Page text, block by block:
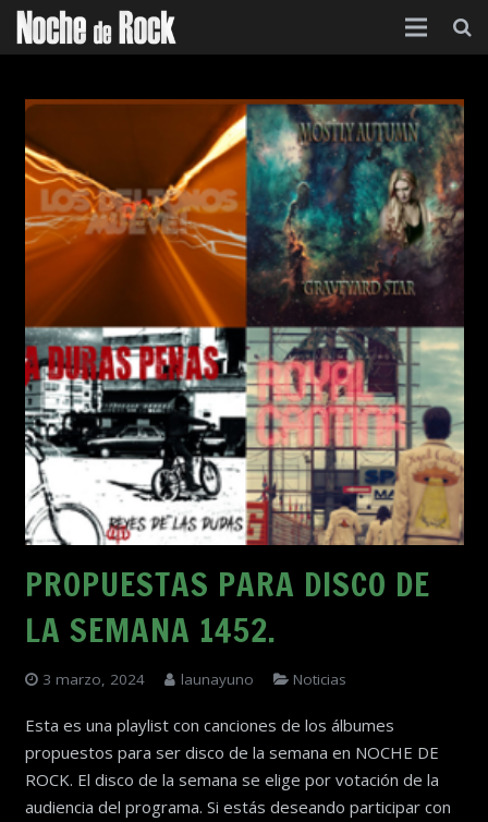
Agenda
Foro
Contacto
Acerca de
PROPUESTAS PARA DISCO DE
LA SEMANA 1452.
3 marzo, 2024 launayuno Noticias
Esta es una playlist con canciones de los álbumes
propuestos para ser disco de la semana en NOCHE DE
ROCK. El disco de la semana se elige por votación de la
audiencia del programa. Si estás deseando participar con